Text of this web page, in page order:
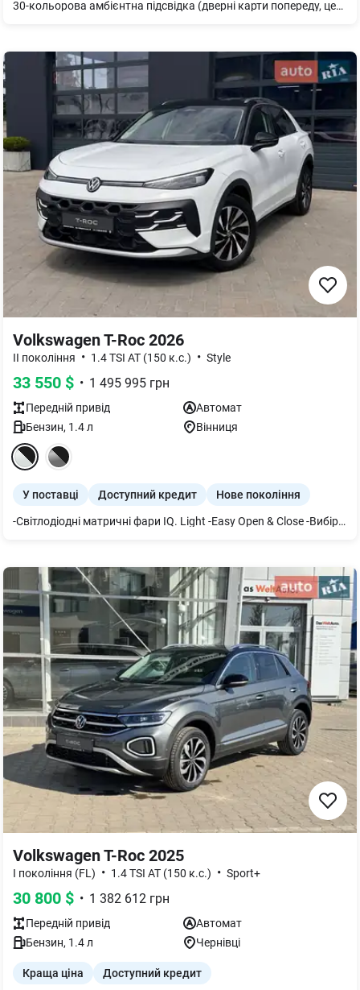
30-кольорова амбієнтна підсвідка (дверні карти попереду, центральна консоль, центральна панель) 3-зонний клімат-контроль з антиалергенним фільтром (вкл. індивідуальну п анель керування для задніх пасажирів) Асистент екстренного гальмування Front Assist з функцією розпізнавання п ішоходів і велосипедистів (додатково включає функцію гальмування перед п ішоходами позаду автомобіля під час руху заднім ходом) Асистент утримання в смузі руху Lane Assist Бездротові Apple CarPlay та Android Auto Датчик дощу Камера заднього огляду Легкосплавні диски "Lima" 7J x 17, чорні, з алмазним проточуванням поверхні Пакет матричні фари IQ.LIGHT: підсвічуваний лого спереду та ззаду, підсв ічена світлова смуга між передніми фарами / задніми комбінованими ліхтар ями з анімацією; розширене керування дальнім світлом Dynamic Light Assist; матричні фари IQ.LIGHT LED з функцією освітлення поворотів ; світлодіодні задні комбіновані ліхтарі з динамічними покажчиками повороту Передні сидіння з ф-цією масажу Система контролю тиску в шинах Темно-тоновані задні вікна та заднє скло Цифрова приборна панель Digital Cockpit Pro (10.25'') Протиугінна сигналізація з ф-цією контролю простору салону, автономною с иреною та захистом від буксирування
Volkswagen T-Roc 2026
ІІ покоління • 1.4 TSI AT (150 к.с.) • Style
33 550 $ • 1 495 995 грн
Передній привід
Автомат
Бензин, 1.4л Вінниця
У поставці Доступний кредит Нове покоління
-Світлодіодні матричні фари IQ. Light -Easy Open & Close -Вибір профілю їзди -Темно-тоновані задні вікна -Сидіння ergoActive (вкл. ф-цію масажу) -Поперекове регулювання передніх сидінь -3-зонний клімат-контроль -Безключовий доступ та запуск -Park Assist Plus вкл. камеру заднього огляду - Digital Cockpit -мультимедійна система -7 подушок безпеки (вкл. центральну подушку) -Front Assist & Side Assist & Front Cross Traffic Assist & Rear Cross Traffic Alert
Volkswagen T-Roc 2025
I покоління (FL) • 1.4 TSI AT (150 к.с.) • Sport+
30 800 $ • 1 382 612 грн
Передній привід
Автомат
Бензин, 1.4л Чернівці
Краща ціна Доступний кредит